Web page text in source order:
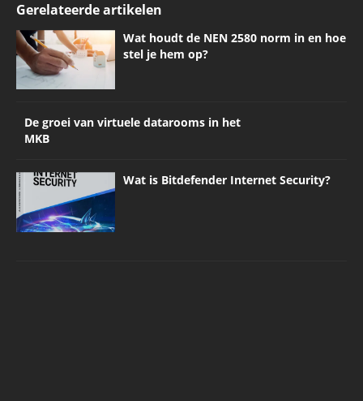
Gerelateerde artikelen
Wat houdt de NEN 2580 norm in en hoe
stel je hem op?
De groei van virtuele datarooms in het
MKB
Wat is Bitdefender Internet Security?